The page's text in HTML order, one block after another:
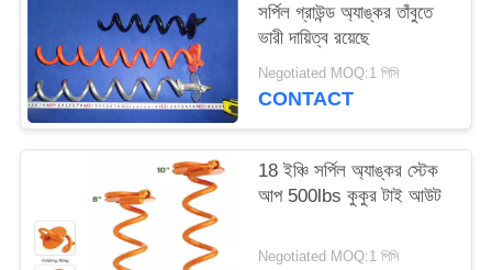
PRIVACY
POLICY
সর্পিল গ্রাউন্ড অ্যাঙ্কর তাঁবুতে
ভারী দায়িত্ব রয়েছে
Negotiated MOQ:1 পিসি
CONTACT
18 ইঞ্চি সর্পিল অ্যাঙ্কর স্টেক
আপ 500lbs কুকুর টাই আউট
Negotiated MOQ:1 পিসি